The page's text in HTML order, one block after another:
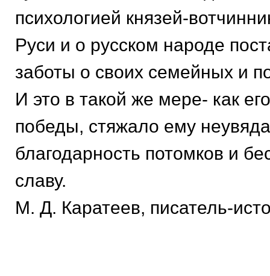
психологией князей-
Руси и о русском народе
заботы о своих семейных и
И это в такой же мере- как
победы, стяжало ему
благодарность потомков и
славу.
М. Д. Каратеев, писатель-